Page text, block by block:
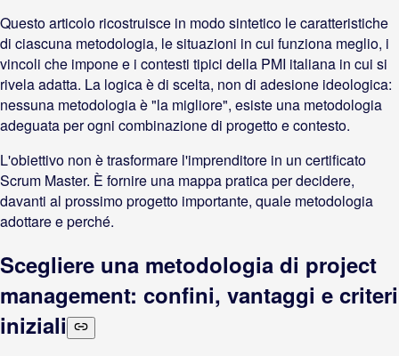
Questo articolo ricostruisce in modo sintetico le caratteristiche
di ciascuna metodologia, le situazioni in cui funziona meglio, i
vincoli che impone e i contesti tipici della PMI italiana in cui si
rivela adatta. La logica è di scelta, non di adesione ideologica:
nessuna metodologia è "la migliore", esiste una metodologia
adeguata per ogni combinazione di progetto e contesto.
L'obiettivo non è trasformare l'imprenditore in un certificato
Scrum Master. È fornire una mappa pratica per decidere,
davanti al prossimo progetto importante, quale metodologia
adottare e perché.
Scegliere una metodologia di project
management: confini, vantaggi e criteri
iniziali